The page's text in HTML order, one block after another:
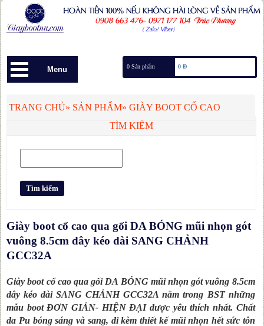
TÌM KIẾM
Giày boot cổ cao qua gối DA BÓNG mũi nhọn gót
vuông 8.5cm dây kéo dài SANG CHẢNH
GCC32A
Giày boot cổ cao qua gối DA BÓNG mũi nhọn gót vuông 8.5cm
dây kéo dài SANG CHẢNH GCC32A nằm trong BST những
mẫu boot ĐƠN GIẢN- HIỆN ĐẠI được yêu thích nhất. Chất
da Pu bóng sáng và sang, đi kèm thiết kế mũi nhọn hết sức tôn
TRANG CHỦ» SẢN PHẨM»GIÀY BOOT CỔ CAO
0 Sản phẩm 0 Đ
Menu